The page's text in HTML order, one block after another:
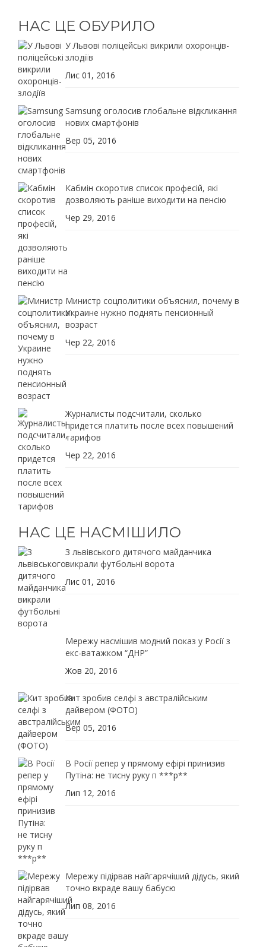
НАС ЦЕ ОБУРИЛО
У Львові поліцейські викрили охоронців-
злодіїв
Лис 01, 2016
Samsung оголосив глобальне відкликання
нових смартфонів
Вер 05, 2016
Кабмін скоротив список професій, які
дозволяють раніше виходити на пенсію
Чер 29, 2016
Министр соцполитики объяснил, почему в
Украине нужно поднять пенсионный
возраст
Чер 22, 2016
Журналисты подсчитали, сколько
придется платить после всех повышений
тарифов
Чер 22, 2016
НАС ЦЕ НАСМІШИЛО
З львівського дитячого майданчика
викрали футбольні ворота
Лис 01, 2016
Мережу насмішив модний показ у Росії з
екс-ватажком “ДНР”
Жов 20, 2016
Кит зробив селфі з австралійським
дайвером (ФОТО)
Вер 05, 2016
В Росії репер у прямому ефірі принизив
Путіна: не тисну руку п ***р**
Лип 12, 2016
Мережу підірвав найгарячіший дідусь, який
точно вкраде вашу бабусю
Лип 08, 2016